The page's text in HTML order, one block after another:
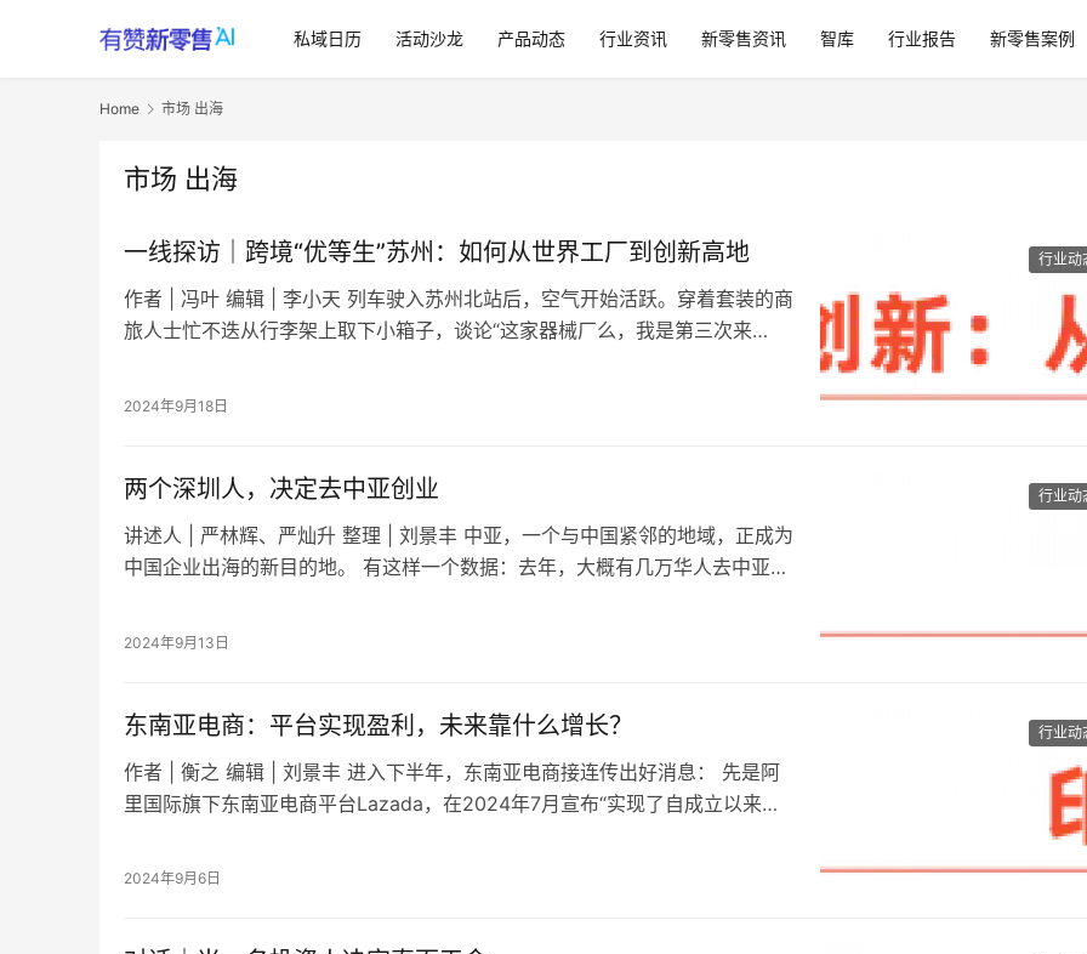
私域日历 活动沙龙 产品动态 行业资讯 新零售资讯 智库 行业报告 新零售案例
Home 市场 出海
市场 出海
行业动
一线探访｜跨境“优等生”苏州：如何从世界工厂到创新高地
作者 | 冯叶 编辑 | 李小天 列车驶入苏州北站后，空气开始活跃。穿着套装的商
旅人士忙不迭从行李架上取下小箱子，谈论“这家器械厂么，我是第三次来
2024年9月18日
行业动
两个深圳人，决定去中亚创业
讲述人 | 严林辉、严灿升 整理 | 刘景丰 中亚，一个与中国紧邻的地域，正成为
中国企业出海的新目的地。 有这样一个数据：去年，大概有几万华人去中亚；
2024年9月13日
行业动
东南亚电商：平台实现盈利，未来靠什么增长？
作者 | 衡之 编辑 | 刘景丰 进入下半年，东南亚电商接连传出好消息： 先是阿
里国际旗下东南亚电商平台Lazada，在2024年7月宣布“实现了自成立以来的
2024年9月6日